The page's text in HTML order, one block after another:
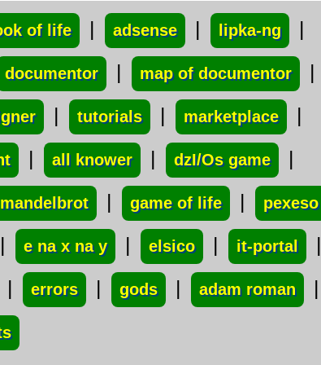
of life | adsense | lipka-ng |
documentor | map of documentor |
| tutorials | marketplace |
| all knower | dzI/Os game |
mandelbrot | game of life | pexeso
| e na x na y | elsico | it-portal |
| errors | gods | adam roman |